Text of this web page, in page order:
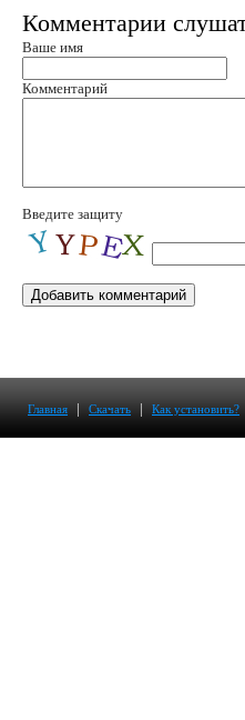
Комментарии
Ваше имя
Комментарий
Введите защиту
Главная | Скачать | Как установить?